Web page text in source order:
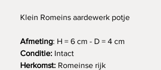
Klein Romeins aardewerk potje
Afmeting: H = 6 cm - D = 4 cm
Conditie: Intact
Herkomst: Romeinse rijk